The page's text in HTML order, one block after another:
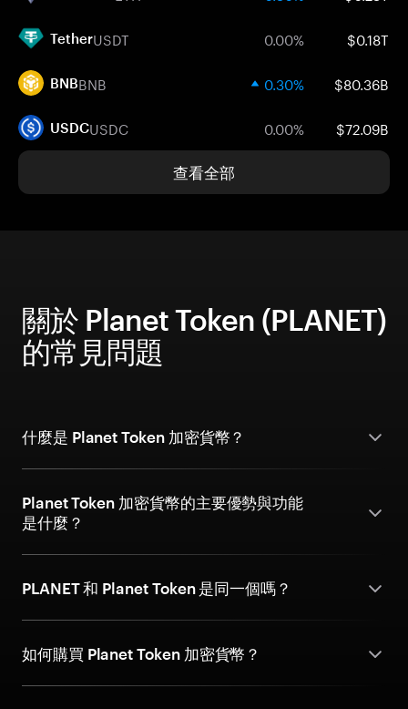
TetherUSDT 0.00% $0.18T
BNBBNB 0.30% $80.36B
USDCUSDC 0.00% $72.09B
查看全部
關於 Planet Token (PLANET)
的常見問題
什麼是 Planet Token 加密貨幣？
Planet Token 加密貨幣的主要優勢與功能
是什麼？
PLANET 和 Planet Token 是同一個嗎？
如何購買 Planet Token 加密貨幣？